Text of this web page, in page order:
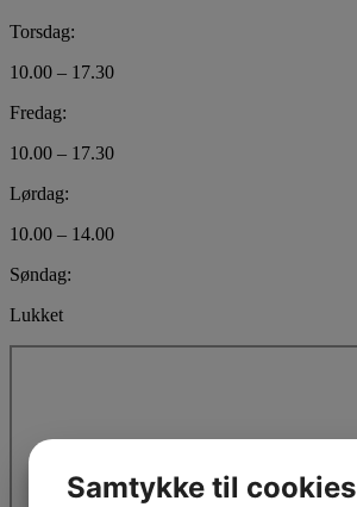
Torsdag:
10.00 – 17.30
Fredag:
10.00 – 17.30
Lørdag:
10.00 – 14.00
Søndag:
Lukket
Samtykke til cookies